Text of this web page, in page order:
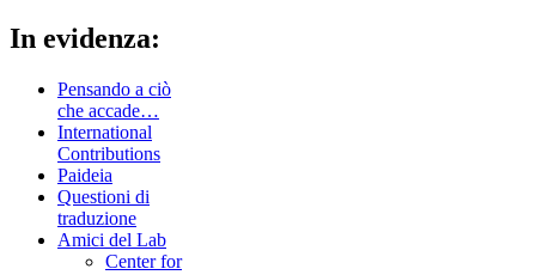
In evidenza:
Pensando a ciò
che accade…
International
Contributions
Paideia
Questioni di
traduzione
Amici del Lab
Center for